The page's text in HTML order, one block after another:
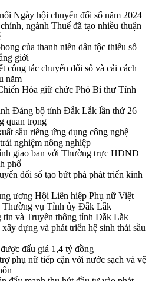
Ngày hội chuyển đổi số năm 2024
ngành Thuế đã tạo nhiều thuận
của thanh niên dân tộc thiểu số
giới
công tác chuyển đổi số và cải cách
năm
Hòa giữ chức Phó Bí thư Tỉnh
Đảng bộ tỉnh Đắk Lắk lần thứ 26
quan trọng
sầu riêng ứng dụng công nghệ
nghiệm nông nghiệp
giao ban với Thường trực HĐND
phố
đổi số tạo bứt phá phát triển kinh
ương Hội Liên hiệp Phụ nữ Việt
Thường vụ Tỉnh ủy Đắk Lắk
tin và Truyền thông tỉnh Đắk Lắk
dựng và phát triển hệ sinh thái sầu
đấu giá 1,4 tỷ đồng
phụ nữ tiếp cận với nước sạch và vệ